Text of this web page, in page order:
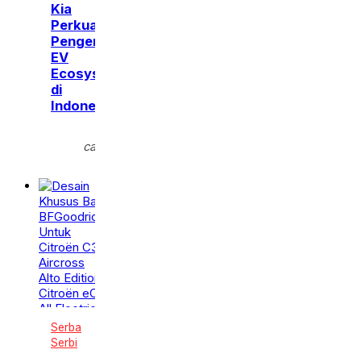
Kia
Perkuat
Pengembangan
EV
Ecosystem
di
Indonesia
calendar_month
Serba
Serbi